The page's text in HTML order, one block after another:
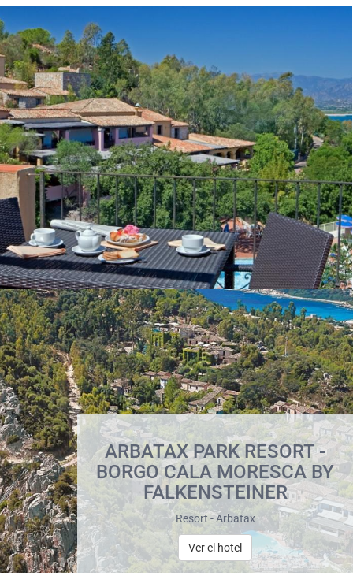
ARBATAX PARK RESORT -
BORGO CALA MORESCA BY
FALKENSTEINER
Resort - Arbatax
Ver el hotel